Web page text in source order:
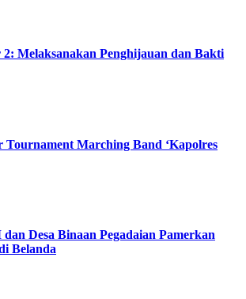
Melaksanakan Penghijauan dan Bakti
Tournament Marching Band ‘Kapolres
Desa Binaan Pegadaian Pamerkan
Belanda